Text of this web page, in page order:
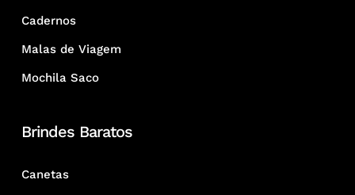
Cadernos
Malas de Viagem
Mochila Saco
Brindes Baratos
Canetas